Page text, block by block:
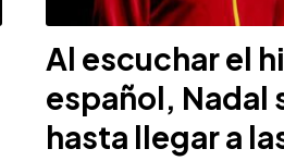
Al escuchar el
español, Nadal
hasta llegar a